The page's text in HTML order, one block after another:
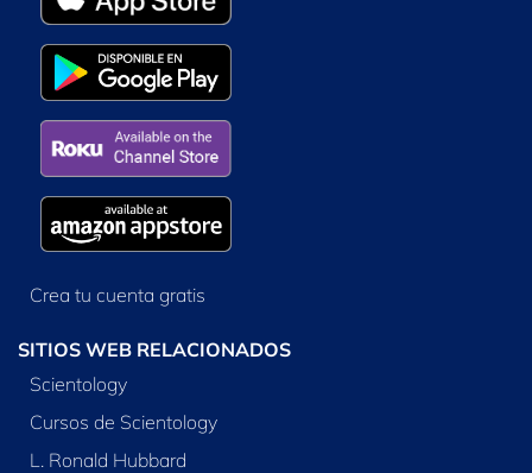
Crea tu cuenta gratis
SITIOS WEB RELACIONADOS
Scientology
Cursos de Scientology
L. Ronald Hubbard